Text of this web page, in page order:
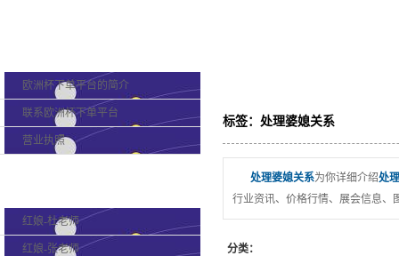
欧洲杯下单平台的简介
联系欧洲杯下单平台
营业执照
红娘-杜老师
红娘-张老师
标签：处理婆媳关系
处理婆媳关系为你详细介绍处
行业资讯、价格行情、展会信息、
分类：